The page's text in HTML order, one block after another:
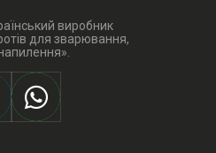
виробник
для зварювання,